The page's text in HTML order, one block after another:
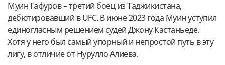
Муин Гафуров – третий боец из Таджикистана,
дебютировавший в UFC. В июне 2023 года Муин уступил
единогласным решением судей Джону Кастаньеде.
Хотя у него был самый упорный и непростой путь в эту
лигу, в отличие от Нурулло Алиева.